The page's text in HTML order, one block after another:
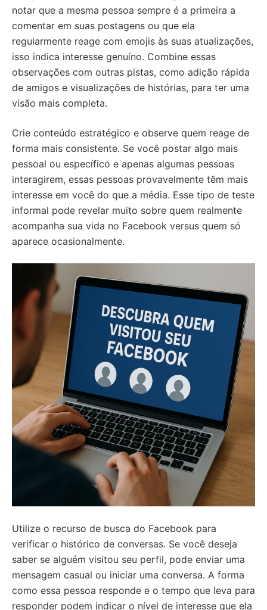
notar que a mesma pessoa sempre é a primeira a
comentar em suas postagens ou que ela
regularmente reage com emojis às suas atualizações,
isso indica interesse genuíno. Combine essas
observações com outras pistas, como adição rápida
de amigos e visualizações de histórias, para ter uma
visão mais completa.
Crie conteúdo estratégico e observe quem reage de
forma mais consistente. Se você postar algo mais
pessoal ou específico e apenas algumas pessoas
interagirem, essas pessoas provavelmente têm mais
interesse em você do que a média. Esse tipo de teste
informal pode revelar muito sobre quem realmente
acompanha sua vida no Facebook versus quem só
aparece ocasionalmente.
Utilize o recurso de busca do Facebook para
verificar o histórico de conversas. Se você deseja
saber se alguém visitou seu perfil, pode enviar uma
mensagem casual ou iniciar uma conversa. A forma
como essa pessoa responde e o tempo que leva para
responder podem indicar o nível de interesse que ela